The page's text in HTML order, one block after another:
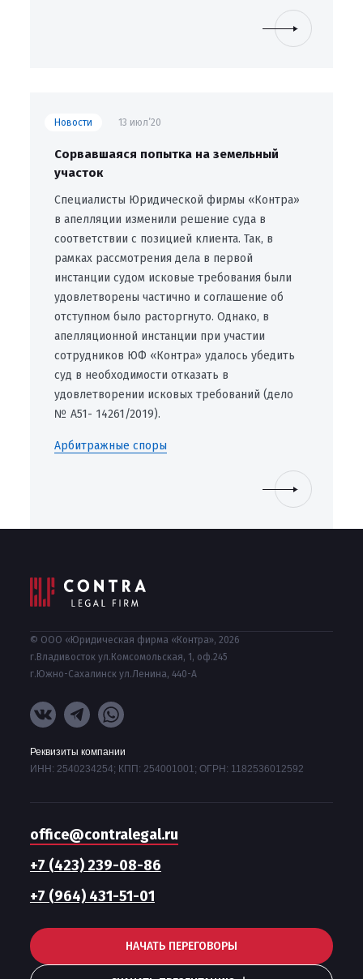
Новости 13 июл’20
Сорвавшаяся попытка на земельный
участок
Специалисты Юридической фирмы «Контра»
в апелляции изменили решение суда в
соответствии с позицией клиента. Так, в
рамках рассмотрения дела в первой
инстанции судом исковые требования были
удовлетворены частично и соглашение об
отступном было расторгнуто. Однако, в
апелляционной инстанции при участии
сотрудников ЮФ «Контра» удалось убедить
суд в необходимости отказать в
удовлетворении исковых требований (дело
№ А51- 14261/2019).
Арбитражные споры
© ООО «Юридическая фирма «Контра», 2026
г.Владивосток ул.Комсомольская, 1, оф.245
г.Южно-Сахалинск ул.Ленина, 440-А
Реквизиты компании
ИНН: 2540234254; КПП: 254001001; ОГРН: 1182536012592
office@contralegal.ru
+7 (423) 239-08-86
+7 (964) 431-51-01
НАЧАТЬ ПЕРЕГОВОРЫ